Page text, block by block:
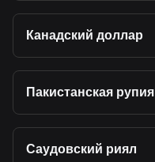
Канадский доллар
Пакистанская рупия
Саудовский риял